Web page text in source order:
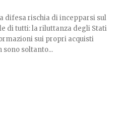
difesa rischia di incepparsi sul
di tutti: la riluttanza degli Stati
sui propri acquisti
soltanto...